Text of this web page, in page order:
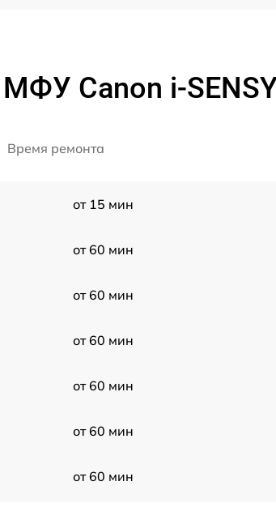
Canon i-
Время ремонта
от 15 мин
от 60 мин
от 60 мин
от 60 мин
от 60 мин
от 60 мин
от 60 мин